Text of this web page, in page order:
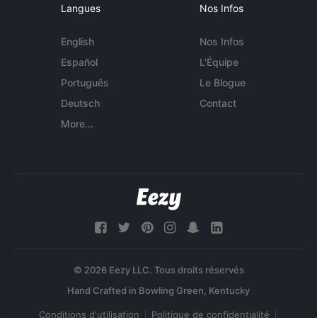
Langues
English
Español
Português
Deutsch
More...
Nos Infos
Nos Infos
L'Équipe
Le Blogue
Contact
© 2026 Eezy LLC. Tous droits réservés
Conditions d'utilisation Politique de confidentialité